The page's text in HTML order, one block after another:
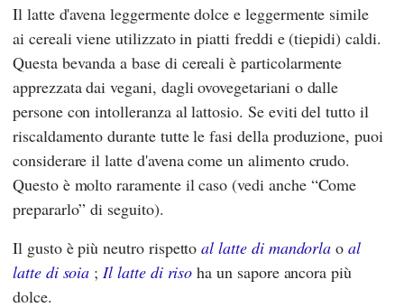
Il latte d'avena leggermente dolce e leggermente simile
ai cereali viene utilizzato in piatti freddi e (tiepidi) caldi.
Questa bevanda a base di cereali è particolarmente
apprezzata dai vegani, dagli ovovegetariani o dalle
persone con intolleranza al lattosio. Se eviti del tutto il
riscaldamento durante tutte le fasi della produzione, puoi
considerare il latte d'avena come un alimento crudo.
Questo è molto raramente il caso (vedi anche “Come
prepararlo” di seguito).
Il gusto è più neutro rispettoal latte di mandorla oal
latte di soia ;Il latte di riso ha un sapore ancora più
dolce.